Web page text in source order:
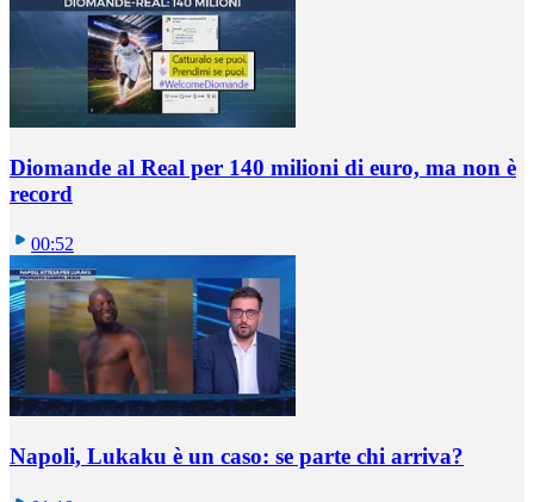
Diomande al Real per 140 milioni di euro, ma non è
record
00:52
Napoli, Lukaku è un caso: se parte chi arriva?